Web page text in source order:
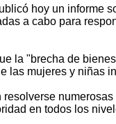
hoy un informe
a cabo para
la "brecha de
las mujeres y niñas
en todos los